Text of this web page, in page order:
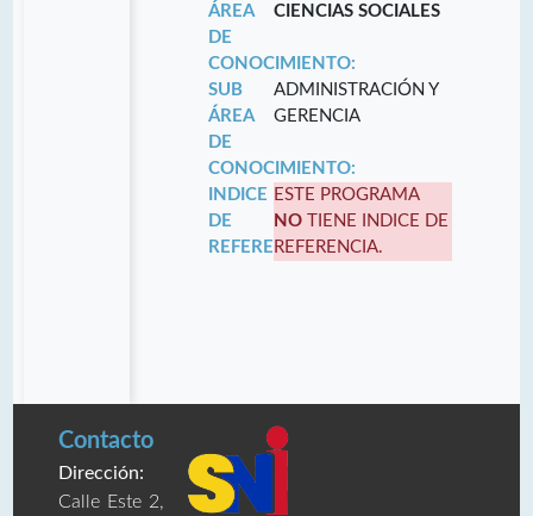
ÁREA
DE
CONOCIMIENTO:
CIENCIAS SOCIALES
SUB
ÁREA
DE
CONOCIMIENTO:
ADMINISTRACIÓN Y
GERENCIA
INDICE
DE
REFERENCIA:
ESTE PROGRAMA
NO TIENE INDICE DE
REFERENCIA.
Contacto
Dirección:
Calle Este 2,